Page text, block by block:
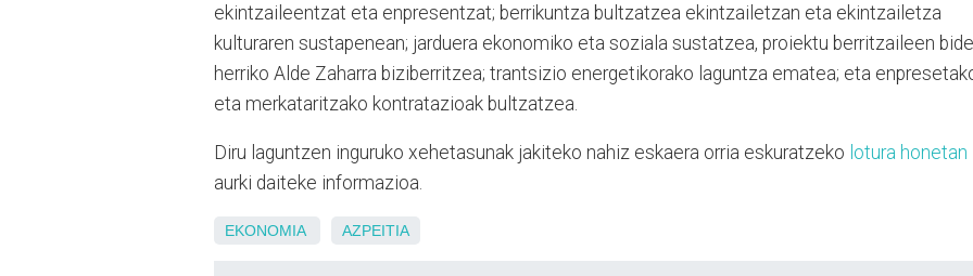
ekintzaileentzat eta enpresentzat; berrikuntza bultzatzea ekintzailetzan eta ekintzailetza
kulturaren sustapenean; jarduera ekonomiko eta soziala sustatzea, proiektu berritzaileen
herriko Alde Zaharra biziberritzea; trantsizio energetikorako laguntza ematea; eta
eta merkataritzako kontratazioak bultzatzea.
Diru laguntzen inguruko xehetasunak jakiteko nahiz eskaera orria eskuratzeko lotura honetan
aurki daiteke informazioa.
EKONOMIA AZPEITIA